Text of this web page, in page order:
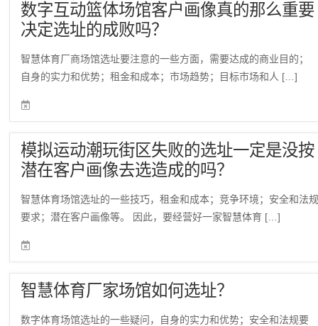
数字互动篮体场馆客户画像真的那么重要
决定选址的成败吗？
智慧体育厂商场馆选址要注意的一些方面，需要达成的商业目的；
自身的实力和优势；租金和成本；市场趋势；目标市场和人 […]
模拟运动潮玩街区失败的选址一定是没按
潜在客户画像去选造成的吗？
智慧体育场馆选址的一些技巧，租金和成本；竞争环境；安全和法
要求；潜在客户画像等。 因此，要经营好一家智慧体育 […]
智慧体育厂家场馆如何选址？
数字体育场馆选址的一些疑问，自身的实力和优势；安全和法规要